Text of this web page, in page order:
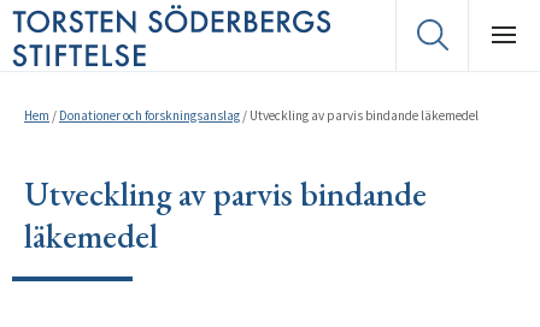
Hem / Donationer och forskningsanslag / Utveckling av parvis bindande läkemedel
Utveckling av parvis bindande
läkemedel